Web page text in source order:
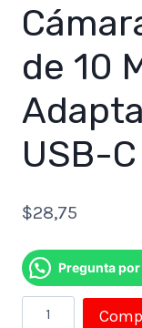
de 10
USB-
$28,75
Pregunta
Cámara